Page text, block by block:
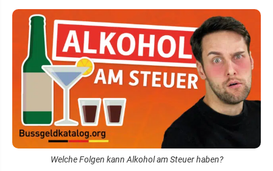
Welche Folgen kann Alkohol am Steuer haben?